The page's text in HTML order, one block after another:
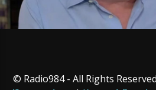
© Radio984 - All Rights Reserved